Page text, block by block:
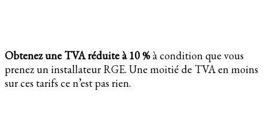
Obtenez une TVA réduite à 10 %à condition que vous
prenez un installateur RGE. Une moitié de TVA en moins
sur ces tarifs ce n’est pas rien.